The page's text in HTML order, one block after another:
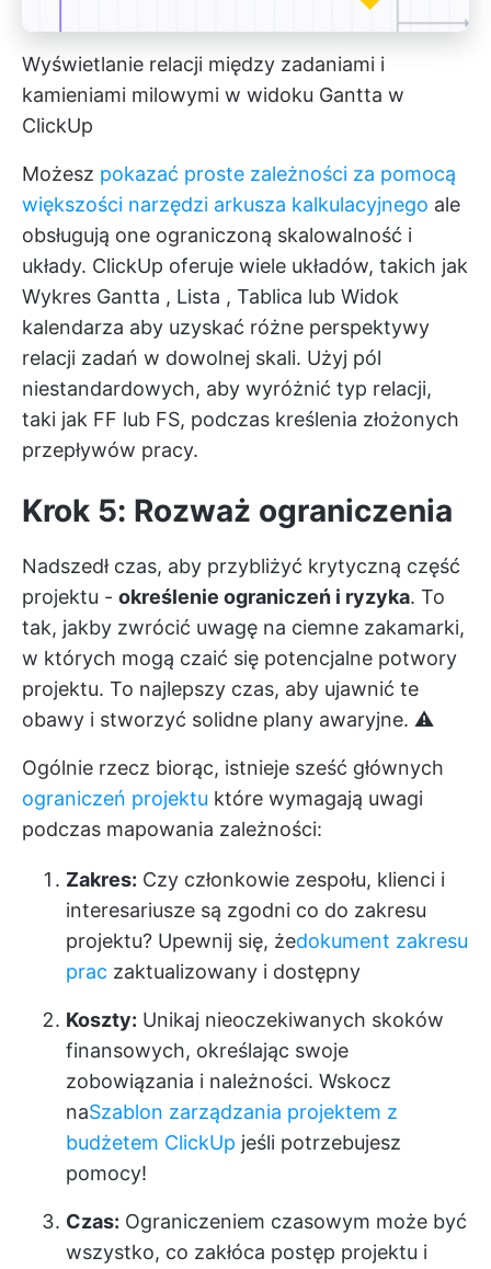
Wyświetlanie relacji między zadaniami i
kamieniami milowymi w widoku Gantta w
ClickUp
Możesz pokazać proste zależności za pomocą
większości narzędzi arkusza kalkulacyjnego ale
obsługują one ograniczoną skalowalność i
układy. ClickUp oferuje wiele układów, takich jak
Wykres Gantta , Lista , Tablica lub Widok
kalendarza aby uzyskać różne perspektywy
relacji zadań w dowolnej skali. Użyj pól
niestandardowych, aby wyróżnić typ relacji,
taki jak FF lub FS, podczas kreślenia złożonych
przepływów pracy.
Krok 5: Rozważ ograniczenia
Nadszedł czas, aby przybliżyć krytyczną część
projektu - określenie ograniczeń i ryzyka. To
tak, jakby zwrócić uwagę na ciemne zakamarki,
w których mogą czaić się potencjalne potwory
projektu. To najlepszy czas, aby ujawnić te
obawy i stworzyć solidne plany awaryjne. ⚠️
Ogólnie rzecz biorąc, istnieje sześć głównych
ograniczeń projektu które wymagają uwagi
podczas mapowania zależności:
Zakres: Czy członkowie zespołu, klienci i
interesariusze są zgodni co do zakresu
projektu? Upewnij się, żedokument zakresu
prac zaktualizowany i dostępny
Koszty: Unikaj nieoczekiwanych skoków
finansowych, określając swoje
zobowiązania i należności. Wskocz
naSzablon zarządzania projektem z
budżetem ClickUp jeśli potrzebujesz
pomocy!
Czas: Ograniczeniem czasowym może być
wszystko, co zakłóca postęp projektu i